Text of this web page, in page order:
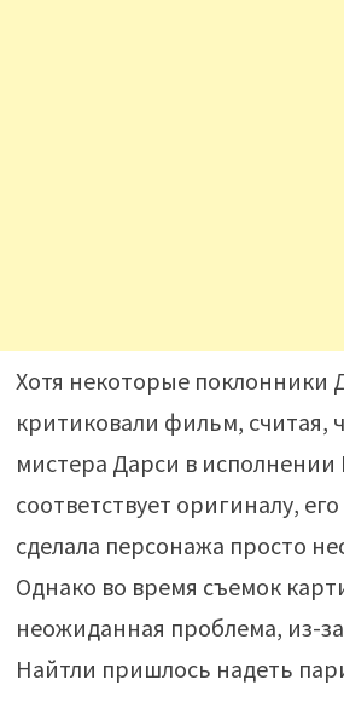
Хотя некоторые поклонники
критиковали фильм, считая,
мистера Дарси в
соответствует оригиналу,
сделала персонажа просто
Однако во время съемок
неожиданная проблема, из-
Найтли пришлось надеть